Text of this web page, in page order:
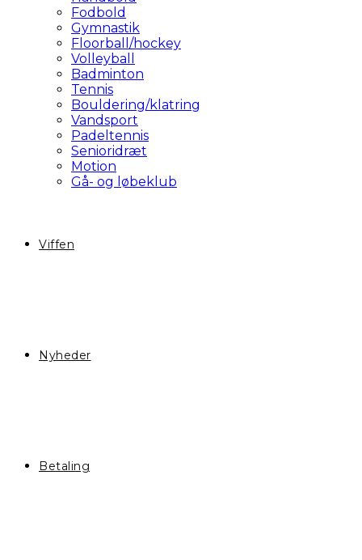
Fodbold
Gymnastik
Floorball/hockey
Volleyball
Badminton
Tennis
Bouldering/klatring
Vandsport
Padeltennis
Senioridræt
Motion
Gå- og løbeklub
Viffen
Nyheder
Betaling